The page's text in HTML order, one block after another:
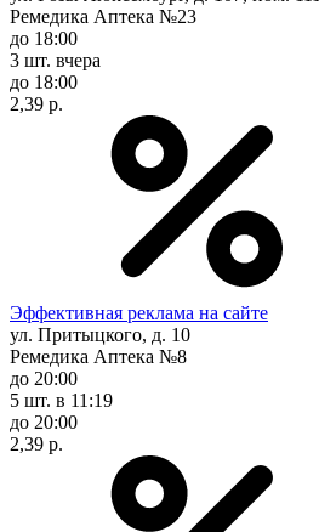
Ремедика Аптека №23
до 18:00
3 шт. вчера
до 18:00
2,39 р.
Эффективная реклама на сайте
ул. Притыцкого, д. 10
Ремедика Аптека №8
до 20:00
5 шт. в 11:19
до 20:00
2,39 р.